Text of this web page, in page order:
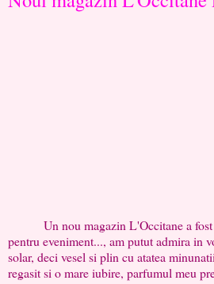
Un nou magazin L'Occitane a fost
pentru eveniment..., am putut admira in
solar, deci vesel si plin cu atatea
regasit si o mare iubire, parfumul meu